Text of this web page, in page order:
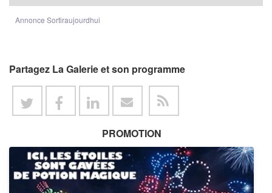
Annonce Sortiraujourdhui
Partagez La Galerie et son programme
PROMOTION